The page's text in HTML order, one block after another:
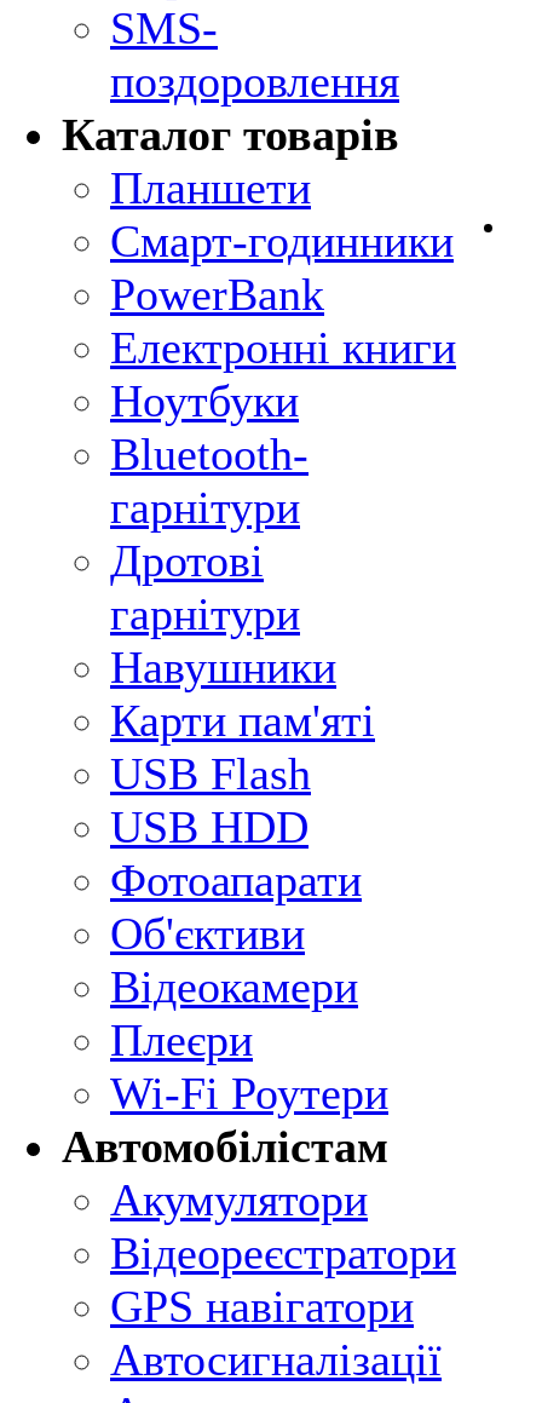
SMS-
поздоровлення
Каталог товарів
Планшети
Смарт-годинники
PowerBank
Електронні книги
Ноутбуки
Bluetooth-
гарнітури
Дротові
гарнітури
Навушники
Карти пам'яті
USB Flash
USB HDD
Фотоапарати
Об'єктиви
Відеокамери
Плеєри
Wi-Fi Роутери
Автомобілістам
Акумулятори
Відеореєстратори
GPS навігатори
Автосигналізації